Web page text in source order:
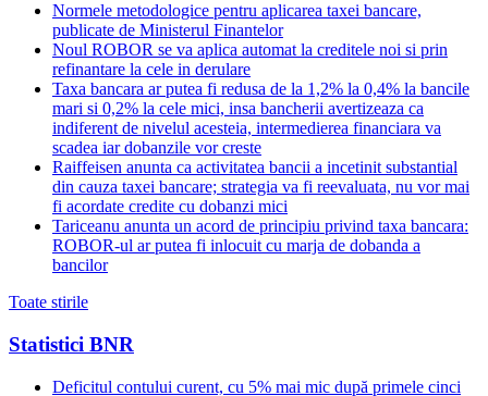
Normele metodologice pentru aplicarea taxei bancare,
publicate de Ministerul Finantelor
Noul ROBOR se va aplica automat la creditele noi si prin
refinantare la cele in derulare
Taxa bancara ar putea fi redusa de la 1,2% la 0,4% la bancile
mari si 0,2% la cele mici, insa bancherii avertizeaza ca
indiferent de nivelul acesteia, intermedierea financiara va
scadea iar dobanzile vor creste
Raiffeisen anunta ca activitatea bancii a incetinit substantial
din cauza taxei bancare; strategia va fi reevaluata, nu vor mai
fi acordate credite cu dobanzi mici
Tariceanu anunta un acord de principiu privind taxa bancara:
ROBOR-ul ar putea fi inlocuit cu marja de dobanda a
bancilor
Toate stirile
Statistici BNR
Deficitul contului curent, cu 5% mai mic după primele cinci